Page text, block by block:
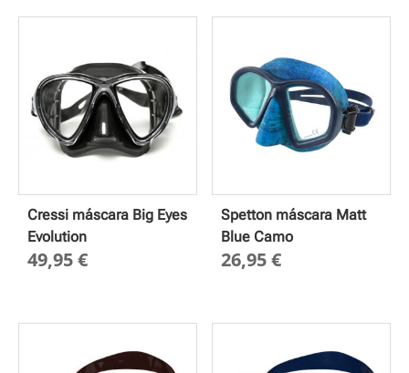
Cressi máscara Big Eyes
Evolution
49,95€
Spetton máscara Matt
Blue Camo
26,95€